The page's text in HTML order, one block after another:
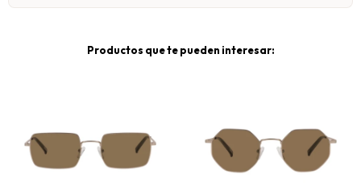
Productos que te pueden interesar: